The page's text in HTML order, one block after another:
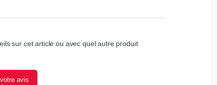
sur cet article ou avec quel autre produit
avis